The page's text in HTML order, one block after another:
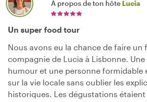
À propos de ton hôte Lucia
Un super food tour
Nous avons eu la chance de faire un
compagnie de Lucia à Lisbonne.
humour et une personne formidable
sur la vie locale sans oublier les
historiques. Les dégustations